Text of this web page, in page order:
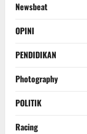
Newsbeat
OPINI
PENDIDIKAN
Photography
POLITIK
Racing